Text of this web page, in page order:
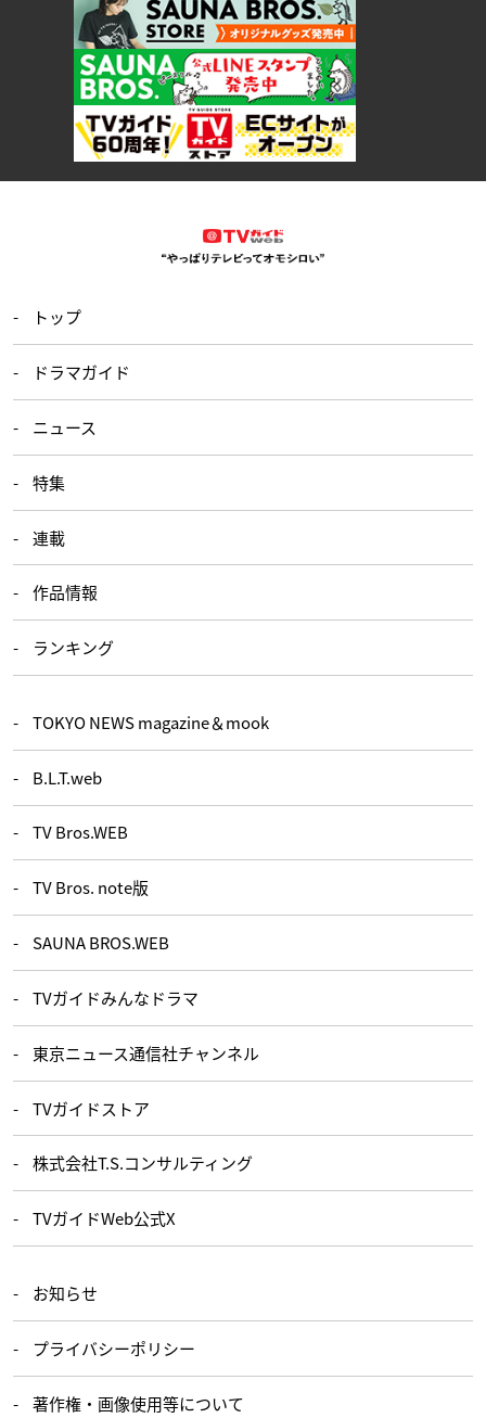
トップ
ドラマガイド
ニュース
特集
連載
作品情報
ランキング
TOKYO NEWS magazine＆mook
B.L.T.web
TV Bros.WEB
TV Bros. note版
SAUNA BROS.WEB
TVガイドみんなドラマ
東京ニュース通信社チャンネル
TVガイドストア
株式会社T.S.コンサルティング
TVガイドWeb公式X
お知らせ
プライバシーポリシー
著作権・画像使用等について